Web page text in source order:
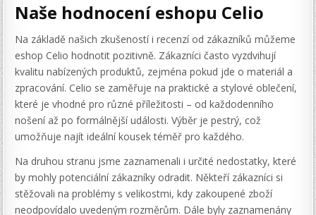
Naše hodnocení eshopu Celio
Na základě našich zkušeností i recenzí od zákazníků můžeme
eshop Celio hodnotit pozitivně. Zákazníci často vyzdvihují
kvalitu nabízených produktů, zejména pokud jde o materiál a
zpracování. Celio se zaměřuje na praktické a stylové oblečení,
které je vhodné pro různé příležitosti – od každodenního
nošení až po formálnější události. Výběr je pestrý, což
umožňuje najít ideální kousek téměř pro každého.
Na druhou stranu jsme zaznamenali i určité nedostatky, které
by mohly potenciální zákazníky odradit. Někteří zákazníci si
stěžovali na problémy s velikostmi, kdy zakoupené zboží
neodpovídalo uvedeným rozměrům. Dále byly zaznamenány